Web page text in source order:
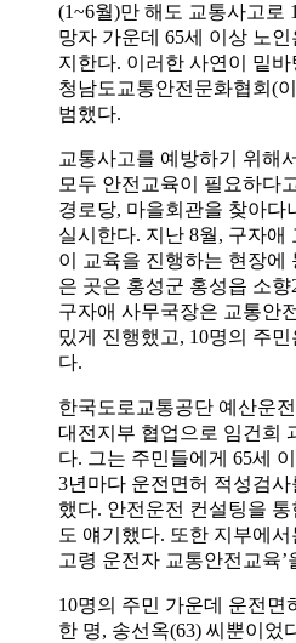
(1~6월)만 해도 교통사고로
망자 가운데 65세 이상 노
지한다. 이러한 사연이 밑
청남도교통안전문화협회(
범했다.
교통사고를 예방하기 위해
모두 안전교육이 필요하다
경로당, 마을회관을 찾아다
실시한다. 지난 8월, 구자애
이 교육을 진행하는 현장에
은 곳은 홍성군 홍성읍 소
구자애 사무국장은 교통안
밌게 진행했고, 10명의 주
다.
한국도로교통공단 예산운
대전지부 협업으로 임건희
다. 그는 주민들에게 65세
3년마다 운전면허 적성검
했다. 안전운전 컨설팅을
도 얘기했다. 또한 지부에
고령 운전자 교통안전교육
10명의 주민 가운데 운전면
한 명, 송선옥(63) 씨뿐이었